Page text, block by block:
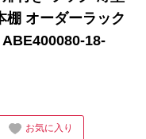
棚 オーダーラック
18-
お気に入り